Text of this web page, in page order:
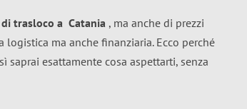
trasloco a Catania , ma anche di prezzi
logistica ma anche finanziaria. Ecco perché
saprai esattamente cosa aspettarti, senza